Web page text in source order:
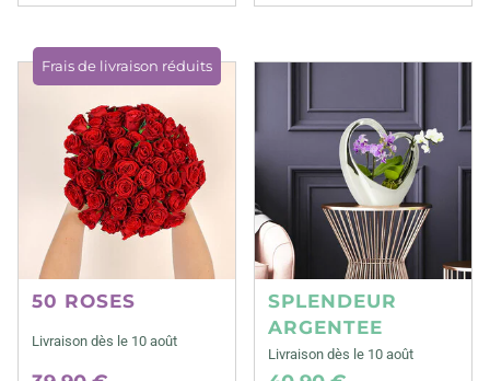
Frais de livraison réduits
50 ROSES
Livraison dès le 10 août
SPLENDEUR
ARGENTEE
Livraison dès le 10 août